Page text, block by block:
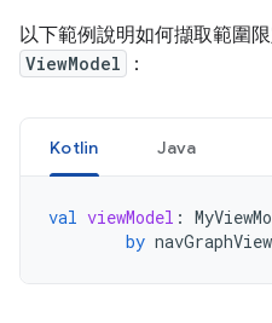
以下範例說明如何擷取範圍
ViewModel ：
Kotlin Java
val viewModel :
by